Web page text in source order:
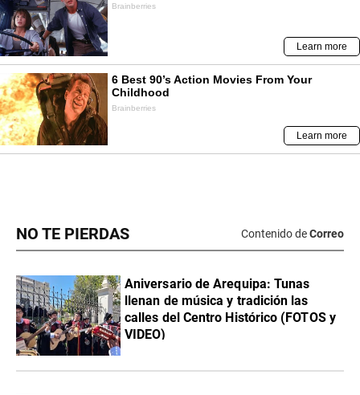
NO TE PIERDAS Contenido deCorreo
Aniversario de Arequipa: Tunas
llenan de música y tradición las
calles del Centro Histórico (FOTOS y
VIDEO)